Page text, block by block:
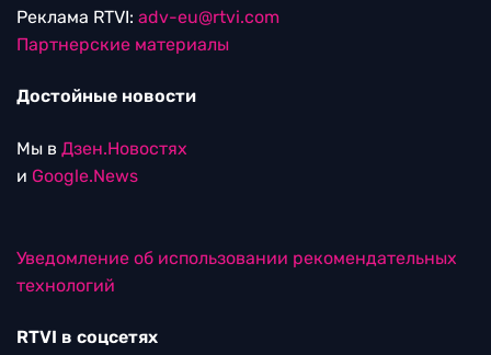
Реклама RTVI: adv-eu@rtvi.com
Партнерские материалы
Достойные новости
Мы в Дзен.Новостях
и Google.News
Уведомление об использовании рекомендательных
технологий
RTVI в соцсетях